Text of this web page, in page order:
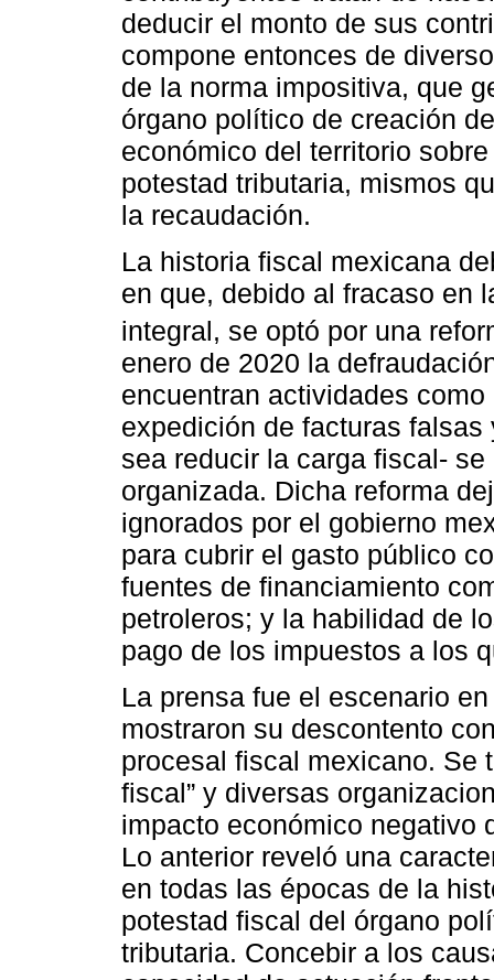
deducir el monto de sus
compone entonces de
de la norma impositiva, que
órgano político de creación
económico del territorio
potestad tributaria, mismos
la recaudación.
La historia fiscal mexicana
en que, debido al fracaso en
integral, se optó por una
enero de 2020 la
encuentran actividades
expedición de facturas
sea reducir la carga fiscal-
organizada. Dicha reforma
ignorados por el gobierno
para cubrir el gasto público
fuentes de financiamiento
petroleros; y la habilidad de
pago de los impuestos a los
La prensa fue el escenario
mostraron su descontento
procesal fiscal mexicano. Se
fiscal” y diversas
impacto económico negativo
Lo anterior reveló una
en todas las épocas de la
potestad fiscal del órgano
tributaria. Concebir a los